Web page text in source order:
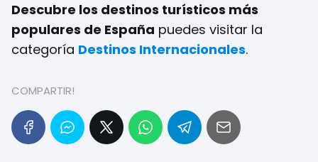
Descubre los destinos turísticos más
populares de España puedes visitar la
categoría Destinos Internacionales.
COMPARTIR!